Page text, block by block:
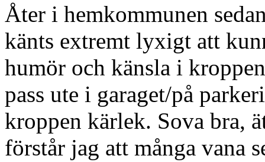
Åter i hemkommunen
känts extremt lyxigt att
humör och känsla i
pass ute i garaget/på
kroppen kärlek. Sova bra,
förstår jag att många vana